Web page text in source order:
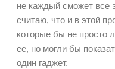
не каждый сможет все
считаю, что и в этой
которые бы не просто
ее, но могли бы
один гаджет.